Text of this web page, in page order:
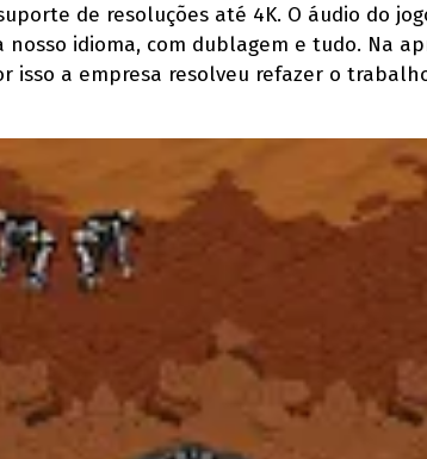
de resoluções até 4K. O áudio do
idioma, com dublagem e tudo. Na
isso a empresa resolveu refazer o